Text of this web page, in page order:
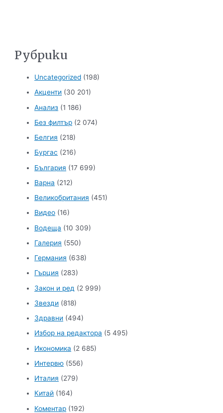
Рубрики
Uncategorized (198)
Акценти (30 201)
Анализ (1 186)
Без филтър (2 074)
Белгия (218)
Бургас (216)
България (17 699)
Варна (212)
Великобритания (451)
Видео (16)
Водеща (10 309)
Галерия (550)
Германия (638)
Гърция (283)
Закон и ред (2 999)
Звезди (818)
Здравни (494)
Избор на редактора (5 495)
Икономика (2 685)
Интервю (556)
Италия (279)
Китай (164)
Коментар (192)